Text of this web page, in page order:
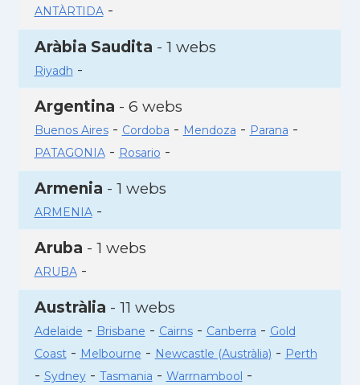
ANTÀRTIDA-
Aràbia Saudita - 1 webs
Riyadh -
Argentina - 6 webs
Buenos Aires- Cordoba - Mendoza - Parana -
PATAGONIA- Rosario -
Armenia - 1 webs
ARMENIA-
Aruba - 1 webs
ARUBA-
Austràlia - 11 webs
Adelaide - Brisbane - Cairns- Canberra - Gold
Coast- Melbourne - Newcastle (Austràlia) - Perth
- Sydney- Tasmania - Warrnambool -